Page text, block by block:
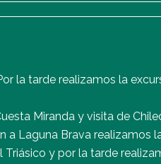
la tarde realizamos la
Miranda y visita de
a Laguna Brava realizamos
y por la tarde